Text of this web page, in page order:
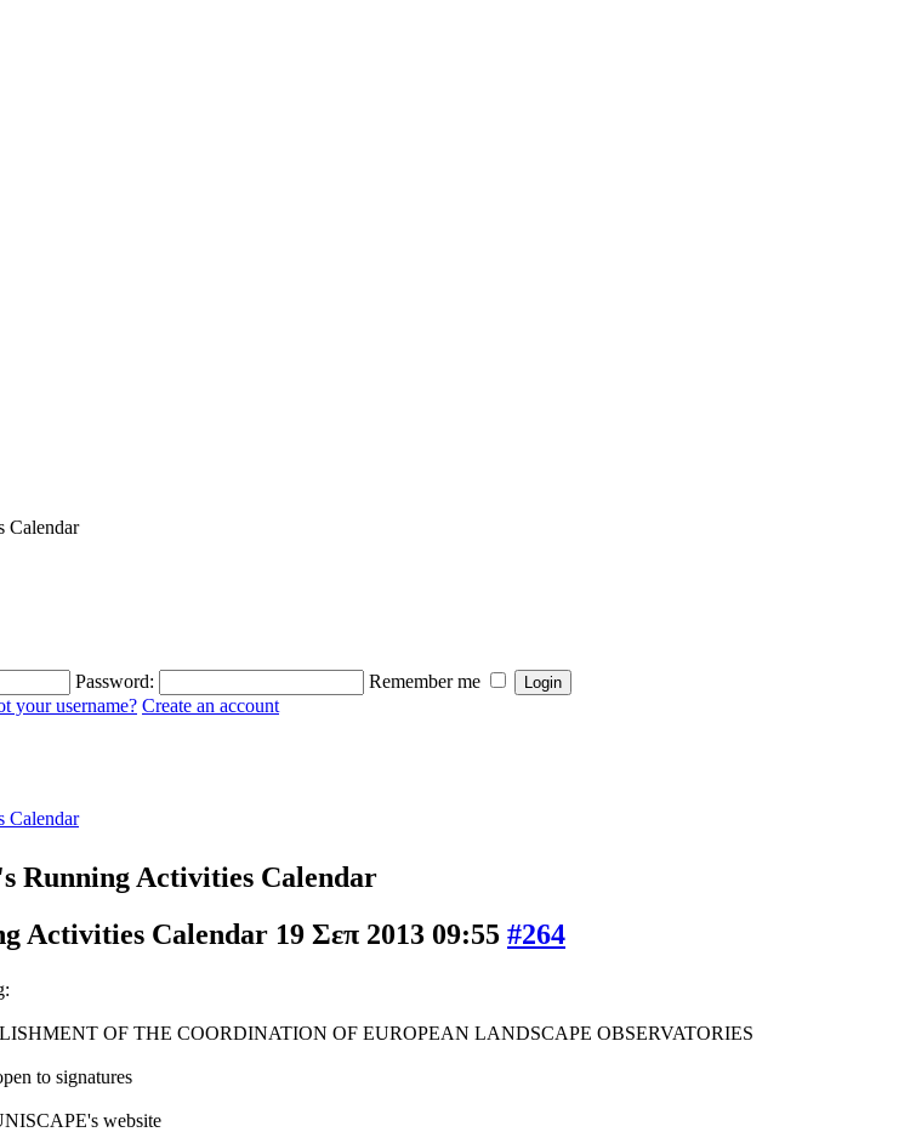
Calendar
Password:
Remember me
your username? Create an account
Calendar
Running Activities Calendar
Activities Calendar 19 Σεπ 2013 09:55 #264
OF THE COORDINATION OF EUROPEAN LANDSCAPE OBSERVATORIES
to signatures
website